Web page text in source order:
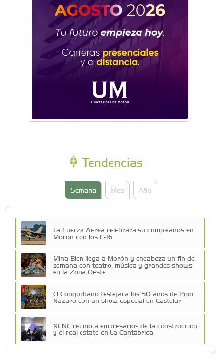
Tendencias
Semana Mes Año
La Fuerza Aérea celebrará su cumpleaños en
Morón con los F-16
Mina Bien llega a Morón y encabeza un fin de
semana con teatro, música y grandes shows
en la Zona Oeste
El Congurbano festejará los 50 años de Pipo
Nazaro con un show especial en Castelar
NENE reunió a empresarios de la construcción
y el real estate en La Cantábrica